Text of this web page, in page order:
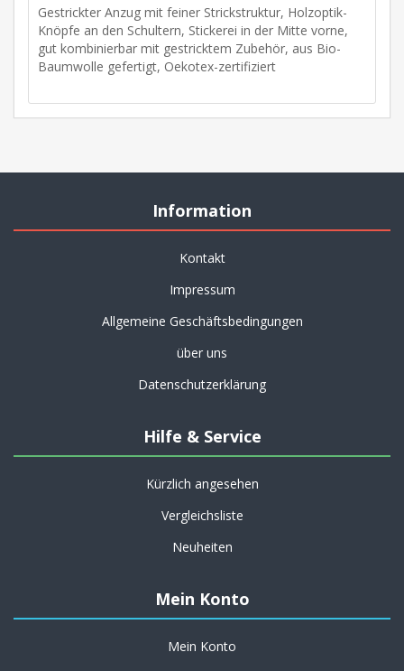
Gestrickter Anzug mit feiner Strickstruktur, Holzoptik-
Knöpfe an den Schultern, Stickerei in der Mitte vorne,
gut kombinierbar mit gestricktem Zubehör, aus Bio-
Baumwolle gefertigt, Oekotex-zertifiziert
Information
Kontakt
Impressum
Allgemeine Geschäftsbedingungen
über uns
Datenschutzerklärung
Hilfe & Service
Kürzlich angesehen
Vergleichsliste
Neuheiten
Mein Konto
Mein Konto